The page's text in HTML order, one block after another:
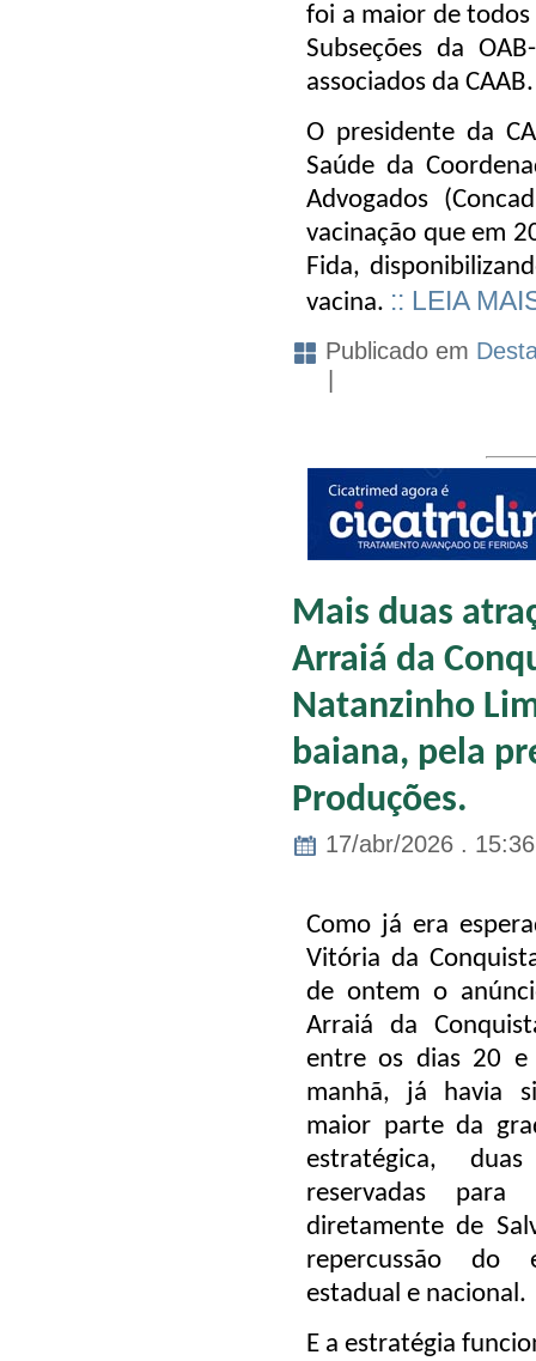
foi a maior de todos
Subseções da
associados da CAAB.
O presidente da
Saúde da
Advogados
vacinação que em
Fida,
vacina. :: LEIA
Publicado em
Mais duas
Arraiá da
Natanzinho
baiana, pela
Produções.
17/abr/2026 . 15:36
Como já era
Vitória da
de ontem o
Arraiá da
entre os dias 20
manhã, já havia
maior parte da
estratégica,
reservadas para
diretamente de
repercussão do
estadual e nacional.
E a estratégia